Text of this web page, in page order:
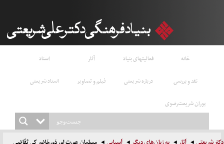
خانه فعالیتهای بنیاد آثار
اسناد
نقد و بررسی
درباره شریعتی فیلم و تصاویر
استاد شریعتی
پوران شریعت‌رضوی